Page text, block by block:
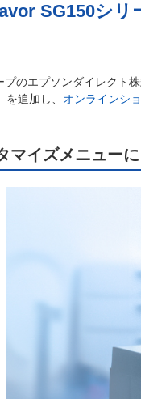
SG150シ
プのエプソンダイレクト
を追加し、 オンラインシ
マイズメニュー